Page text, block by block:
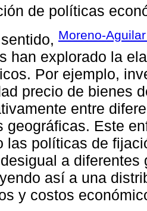
de políticas
Moreno-
han explorado la
Por ejemplo,
precio de bienes
entre
geográficas. Este
las políticas de
a
así a una
y costos